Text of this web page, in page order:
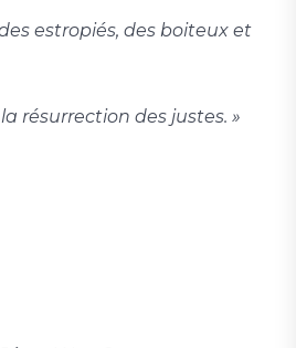
estropiés, des boiteux et
résurrection des justes. »